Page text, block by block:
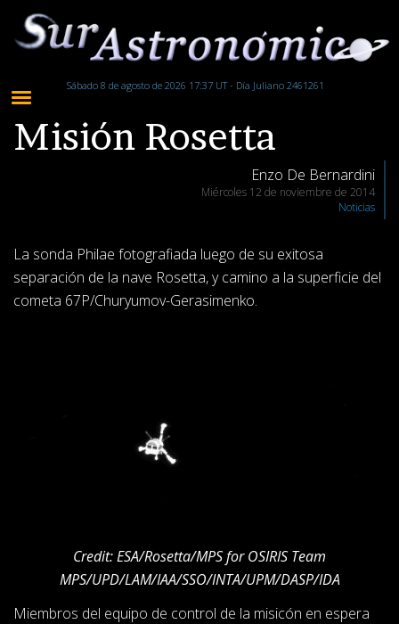
Sábado 8 de agosto de 2026 17:37 UT - Día Juliano 2461261
Misión Rosetta
Enzo De Bernardini
Miércoles 12 de noviembre de 2014
Noticias
La sonda Philae fotografiada luego de su exitosa
separación de la nave Rosetta, y camino a la superficie del
cometa 67P/Churyumov-Gerasimenko.
Credit: ESA/Rosetta/MPS for OSIRIS Team
MPS/UPD/LAM/IAA/SSO/INTA/UPM/DASP/IDA
Miembros del equipo de control de la misicón en espera